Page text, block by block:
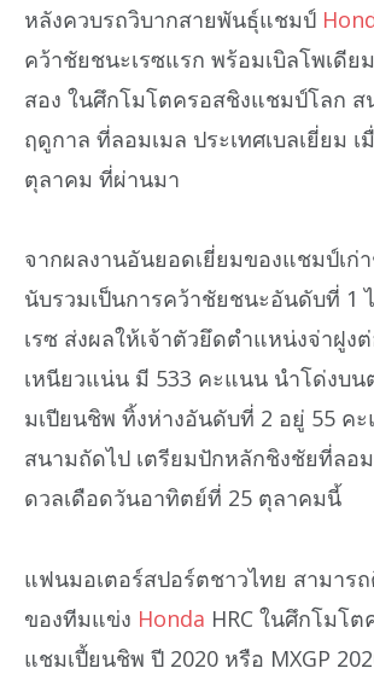
หลังควบรถวิบากสายพันธุ์แชมป์
คว้าชัยชนะเรซแรก พร้อมเบิลโพเดีย
สอง ในศึกโมโตครอสชิงแชมป์โลก ส
ฤดูกาล ที่ลอมเมล ประเทศเบลเยี่ยม เ
ตุลาคม ที่ผ่านมา
จากผลงานอันยอดเยี่ยมของแชมป์เก่
นับรวมเป็นการคว้าชัยชนะอันดับที่ 1
เรซ ส่งผลให้เจ้าตัวยึดตำแหน่งจ่าฝูง
เหนียวแน่น มี 533 คะแนน นำโด่งบน
มเปียนชิพ ทิ้งห่างอันดับที่ 2 อยู่ 55 ค
สนามถัดไป เตรียมปักหลักชิงชัยที่ลอม
ดวลเดือดวันอาทิตย์ที่ 25 ตุลาคมนี้
แฟนมอเตอร์สปอร์ตชาวไทย สามาร
ของทีมแข่ง Honda HRC ในศึกโมโต
แชมเปี้ยนชิพ ปี 2020 หรือ MXGP